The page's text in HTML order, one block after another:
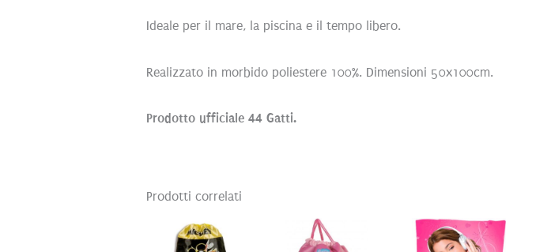
Ideale per il mare, la piscina e il tempo libero.
Realizzato in morbido poliestere 100%. Dimensioni 50x100cm.
Prodotto ufficiale44 Gatti.
Prodotti correlati